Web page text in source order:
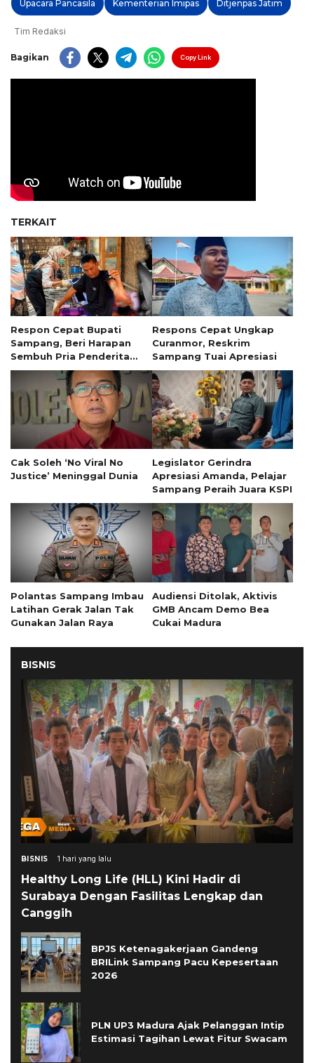
Upacara Pancasila Kementerian Imipas Ditjenpas Jatim
Tim Redaksi
Bagikan Copy Link
TERKAIT
Respon Cepat Bupati
Sampang, Beri Harapan
Sembuh Pria Penderita
Tumor 13 Tahun
Respons Cepat Ungkap
Curanmor, Reskrim
Sampang Tuai Apresiasi
Cak Soleh ‘No Viral No
Justice’ Meninggal Dunia
Legislator Gerindra
Apresiasi Amanda, Pelajar
Sampang Peraih Juara KSPI
Polantas Sampang Imbau
Latihan Gerak Jalan Tak
Gunakan Jalan Raya
Audiensi Ditolak, Aktivis
GMB Ancam Demo Bea
Cukai Madura
BISNIS
BISNIS 1 hari yang lalu
Healthy Long Life (HLL) Kini Hadir di
Surabaya Dengan Fasilitas Lengkap dan
Canggih
BPJS Ketenagakerjaan Gandeng
BRILink Sampang Pacu Kepesertaan
2026
PLN UP3 Madura Ajak Pelanggan Intip
Estimasi Tagihan Lewat Fitur Swacam